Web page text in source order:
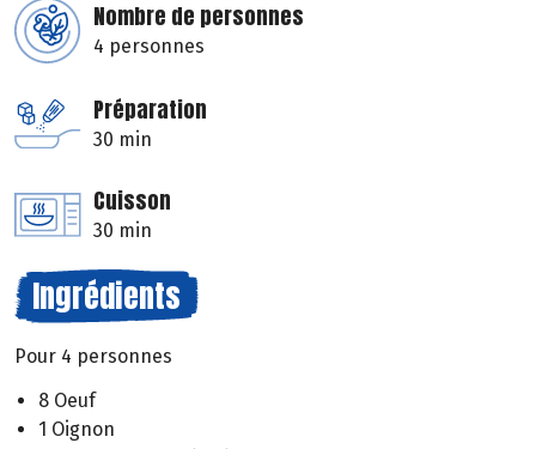
Nombre de personnes
4 personnes
Préparation
30 min
Cuisson
30 min
Ingrédients
Pour 4 personnes
8 Oeuf
1 Oignon